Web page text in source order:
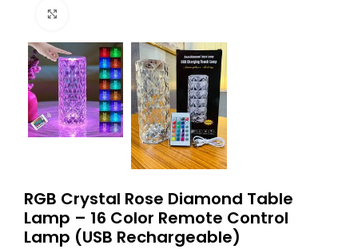
RGB Crystal Rose Diamond Table
Lamp – 16 Color Remote Control
Lamp (USB Rechargeable)